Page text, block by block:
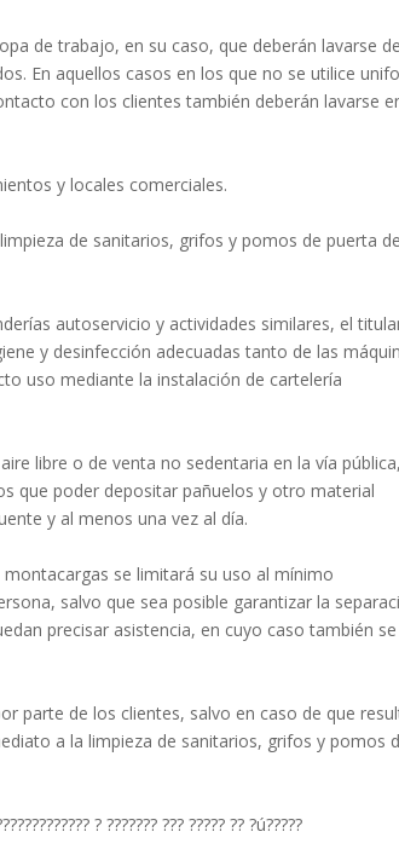
de trabajo, en su caso, que deberán lavarse de
En aquellos casos en los que no se utilice
con los clientes también deberán lavarse
y locales comerciales.
de sanitarios, grifos y pomos de puerta
autoservicio y actividades similares, el
y desinfección adecuadas tanto de las
uso mediante la instalación de cartelería
libre o de venta no sedentaria en la vía pública,
que poder depositar pañuelos y otro material
y al menos una vez al día.
se limitará su uso al mínimo
salvo que sea posible garantizar la
precisar asistencia, en cuyo caso también se
parte de los clientes, salvo en caso de que
a la limpieza de sanitarios, grifos y pomos
? ??????? ??? ????? ?? ?ú?????